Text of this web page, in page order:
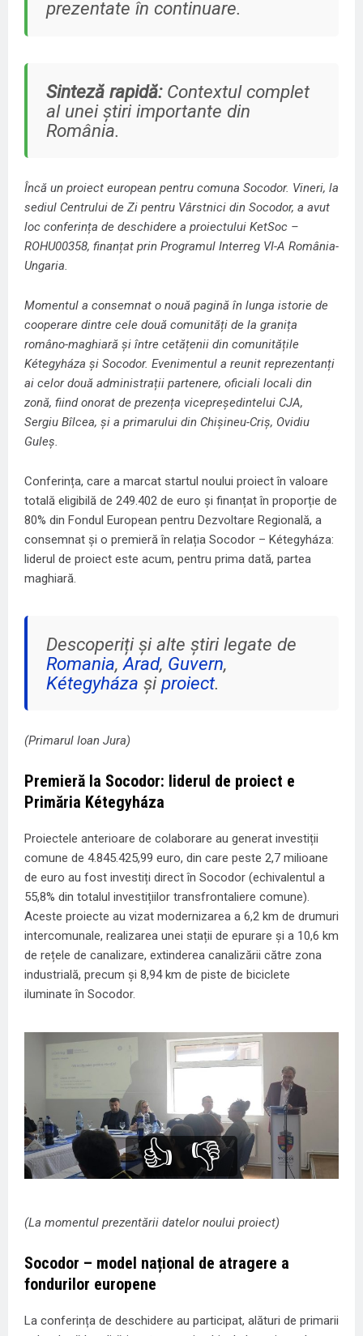
prezentate în continuare.
Sinteză rapidă:Contextul complet
al unei știri importante din
România.
Încă un proiect european pentru comuna Socodor. Vineri, la
sediul Centrului de Zi pentru Vârstnici din Socodor, a avut
loc conferința de deschidere a proiectului KetSoc –
ROHU00358, finanțat prin Programul Interreg VI-A România-
Ungaria.
Momentul a consemnat o nouă pagină în lunga istorie de
cooperare dintre cele două comunități de la granița
româno-maghiară și între cetățenii din comunitățile
Kétegyháza și Socodor. Evenimentul a reunit reprezentanți
ai celor două administrații partenere, oficiali locali din
zonă, fiind onorat de prezența vicepreședintelui CJA,
Sergiu Bîlcea, și a primarului din Chișineu-Criș, Ovidiu
Guleș.
Conferința, care a marcat startul noului proiect în valoare
totală eligibilă de 249.402 de euro și finanțat în proporție de
80% din Fondul European pentru Dezvoltare Regională, a
consemnat și o premieră în relația Socodor – Kétegyháza:
liderul de proiect este acum, pentru prima dată, partea
maghiară.
Descoperiți și alte știri legate de
Romania,Arad, Guvern,
Kétegyháza șiproiect.
(Primarul Ioan Jura)
Premieră la Socodor: liderul de proiect e
Primăria Kétegyháza
Proiectele anterioare de colaborare au generat investiții
comune de 4.845.425,99 euro, din care peste 2,7 milioane
de euro au fost investiți direct în Socodor (echivalentul a
55,8% din totalul investițiilor transfrontaliere comune).
Aceste proiecte au vizat modernizarea a 6,2 km de drumuri
intercomunale, realizarea unei stații de epurare și a 10,6 km
de rețele de canalizare, extinderea canalizării către zona
industrială, precum și 8,94 km de piste de biciclete
iluminate în Socodor.
👍 👎
(La momentul prezentării datelor noului proiect)
Socodor – model național de atragere a
fondurilor europene
La conferința de deschidere au participat, alături de primarii